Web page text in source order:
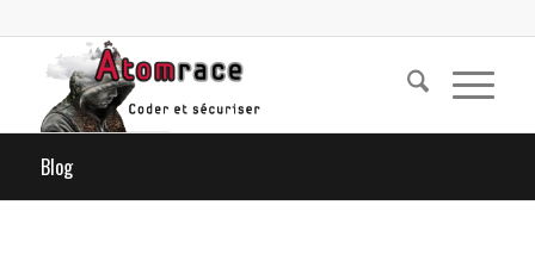
Blog